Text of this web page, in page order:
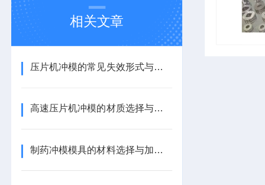
相关文章
压片机冲模的常见失效形式与预防措施
高速压片机冲模的材质选择与性能对比
制药冲模模具的材料选择与加工工艺